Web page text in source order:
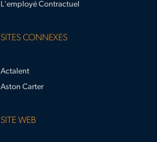
L'employé Contractuel
SITES CONNEXES
Actalent
Aston Carter
SITE WEB